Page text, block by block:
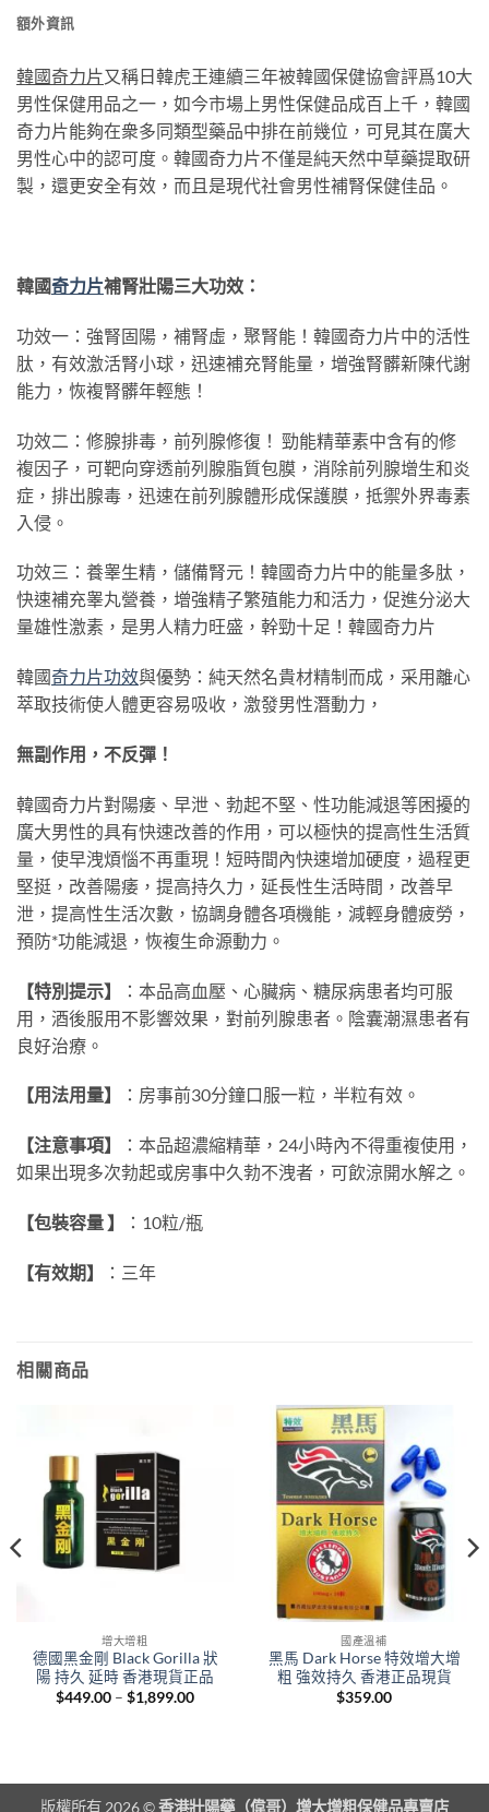
額外資訊
韓國奇力片又稱日韓虎王連續三年被韓國保健協會評爲10大
男性保健用品之一，如今市場上男性保健品成百上千，韓國
奇力片能夠在衆多同類型藥品中排在前幾位，可見其在廣大
男性心中的認可度。韓國奇力片不僅是純天然中草藥提取研
製，還更安全有效，而且是現代社會男性補腎保健佳品。
韓國奇力片補腎壯陽三大功效：
功效一：強腎固陽，補腎虛，聚腎能！韓國奇力片中的活性
肽，有效激活腎小球，迅速補充腎能量，增強腎髒新陳代謝
能力，恢複腎髒年輕態！
功效二：修腺排毒，前列腺修復！ 勁能精華素中含有的修
複因子，可靶向穿透前列腺脂質包膜，消除前列腺增生和炎
症，排出腺毒，迅速在前列腺體形成保護膜，抵禦外界毒素
入侵。
功效三：養睾生精，儲備腎元！韓國奇力片中的能量多肽，
快速補充睾丸營養，增強精子繁殖能力和活力，促進分泌大
量雄性激素，是男人精力旺盛，幹勁十足！韓國奇力片
韓國奇力片功效與優勢：純天然名貴材精制而成，采用離心
萃取技術使人體更容易吸收，激發男性潛動力，
無副作用，不反彈！
韓國奇力片對陽痿、早泄、勃起不堅、性功能減退等困擾的
廣大男性的具有快速改善的作用，可以極快的提高性生活質
量，使早洩煩惱不再重現！短時間內快速增加硬度，過程更
堅挺，改善陽痿，提高持久力，延長性生活時間，改善早
泄，提高性生活次數，協調身體各項機能，減輕身體疲勞，
預防*功能減退，恢複生命源動力。
【特別提示】
：本品高血壓、心臟病、糖尿病患者均可服
用，酒後服用不影響效果，對前列腺患者。陰囊潮濕患者有
良好治療。
【用法用量】 ：房事前30分鐘口服一粒，半粒有效。
【注意事項】
：本品超濃縮精華，24小時內不得重複使用，
如果出現多次勃起或房事中久勃不洩者，可飲涼開水解之。
【包裝容量 】 ：10粒/瓶
【有效期】 ：三年
相關商品
增大增粗
德國黑金剛 Black Gorilla 狀
陽 持久 延時 香港現貨正品
$449.00 – $1,899.00Price
國產溫補
黑馬 Dark Horse 特效增大增
粗 強效持久 香港正品現貨
$359.00
版權所有 2026 ©香港壯陽藥（偉哥）增大增粗保健品專賣店